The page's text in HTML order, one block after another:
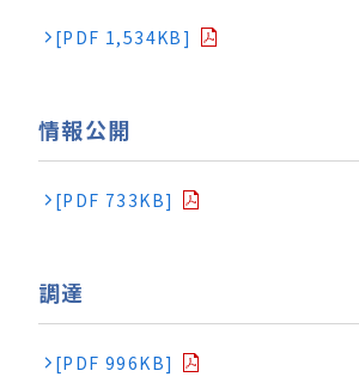
[PDF 1,534KB]
情報公開
[PDF 733KB]
調達
[PDF 996KB]